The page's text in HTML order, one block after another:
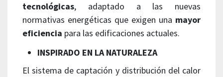
tecnológicas, adaptado a las nuevas
normativas energéticas que exigen una mayor
eficiencia para las edificaciones actuales.
INSPIRADO EN LA NATURALEZA
El sistema de captación y distribución del calor